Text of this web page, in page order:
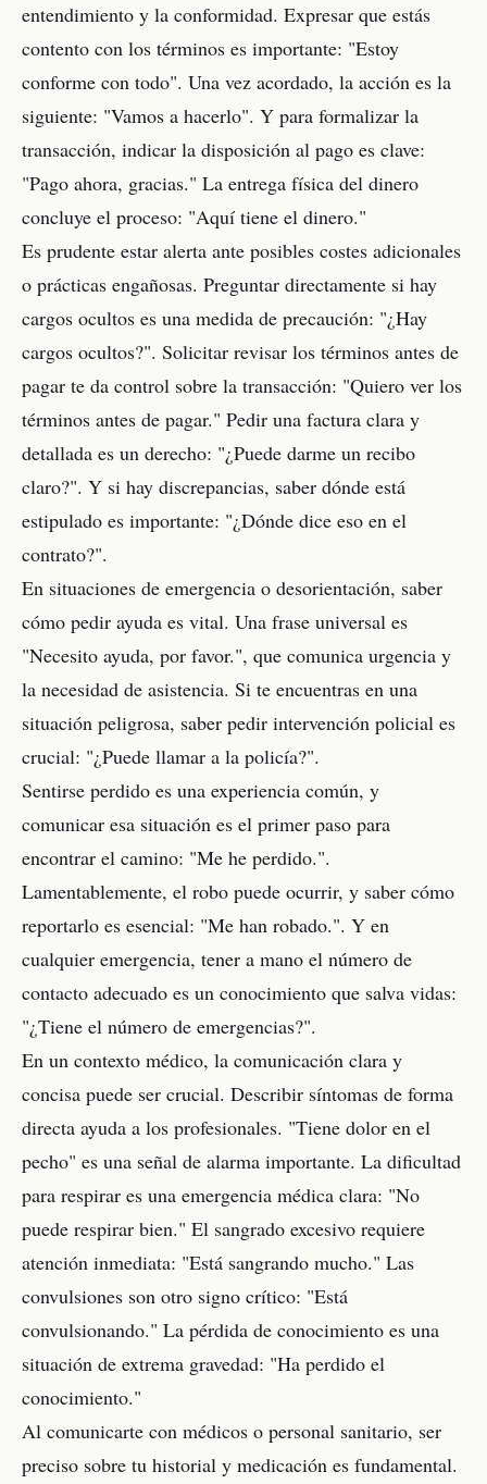
entendimiento y la conformidad. Expresar que estás
contento con los términos es importante: "Estoy
conforme con todo". Una vez acordado, la acción es la
siguiente: "Vamos a hacerlo". Y para formalizar la
transacción, indicar la disposición al pago es clave:
"Pago ahora, gracias." La entrega física del dinero
concluye el proceso: "Aquí tiene el dinero."
Es prudente estar alerta ante posibles costes adicionales
o prácticas engañosas. Preguntar directamente si hay
cargos ocultos es una medida de precaución: "¿Hay
cargos ocultos?". Solicitar revisar los términos antes de
pagar te da control sobre la transacción: "Quiero ver los
términos antes de pagar." Pedir una factura clara y
detallada es un derecho: "¿Puede darme un recibo
claro?". Y si hay discrepancias, saber dónde está
estipulado es importante: "¿Dónde dice eso en el
contrato?".
En situaciones de emergencia o desorientación, saber
cómo pedir ayuda es vital. Una frase universal es
"Necesito ayuda, por favor.", que comunica urgencia y
la necesidad de asistencia. Si te encuentras en una
situación peligrosa, saber pedir intervención policial es
crucial: "¿Puede llamar a la policía?".
Sentirse perdido es una experiencia común, y
comunicar esa situación es el primer paso para
encontrar el camino: "Me he perdido.".
Lamentablemente, el robo puede ocurrir, y saber cómo
reportarlo es esencial: "Me han robado.". Y en
cualquier emergencia, tener a mano el número de
contacto adecuado es un conocimiento que salva vidas:
"¿Tiene el número de emergencias?".
En un contexto médico, la comunicación clara y
concisa puede ser crucial. Describir síntomas de forma
directa ayuda a los profesionales. "Tiene dolor en el
pecho" es una señal de alarma importante. La dificultad
para respirar es una emergencia médica clara: "No
puede respirar bien." El sangrado excesivo requiere
atención inmediata: "Está sangrando mucho." Las
convulsiones son otro signo crítico: "Está
convulsionando." La pérdida de conocimiento es una
situación de extrema gravedad: "Ha perdido el
conocimiento."
Al comunicarte con médicos o personal sanitario, ser
preciso sobre tu historial y medicación es fundamental.